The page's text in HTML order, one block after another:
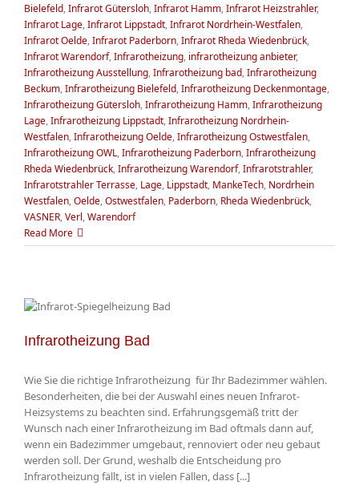
Bielefeld,Infrarot Gütersloh,Infrarot Hamm,Infrarot Heizstrahler,
Infrarot Lage,Infrarot Lippstadt,Infrarot Nordrhein-Westfalen,
Infrarot Oelde,Infrarot Paderborn,Infrarot Rheda Wiedenbrück,
Infrarot Warendorf,Infrarotheizung, infrarotheizung anbieter,
Infrarotheizung Ausstellung,Infrarotheizung bad,Infrarotheizung
Beckum,Infrarotheizung Bielefeld,Infrarotheizung Deckenmontage,
Infrarotheizung Gütersloh,Infrarotheizung Hamm,Infrarotheizung
Lage,Infrarotheizung Lippstadt,Infrarotheizung Nordrhein-
Westfalen,Infrarotheizung Oelde,Infrarotheizung Ostwestfalen,
Infrarotheizung OWL,Infrarotheizung Paderborn,Infrarotheizung
Rheda Wiedenbrück,Infrarotheizung Warendorf,Infrarotstrahler,
Infrarotstrahler Terrasse, Lage, Lippstadt, MankeTech, Nordrhein
Westfalen,Oelde,Ostwestfalen, Paderborn, Rheda Wiedenbrück,
VASNER,Verl,Warendorf
Read More
Infrarotheizung Bad
Wie Sie die richtige Infrarotheizung für Ihr Badezimmer wählen.
Besonderheiten, die bei der Auswahl eines neuen Infrarot-
Heizsystems zu beachten sind. Erfahrungsgemäß tritt der
Wunsch nach einer Infrarotheizung im Bad oftmals dann auf,
wenn ein Badezimmer umgebaut, rennoviert oder neu gebaut
werden soll. Der Grund, weshalb die Entscheidung pro
Infrarotheizung fällt, ist in vielen Fällen, dass [...]